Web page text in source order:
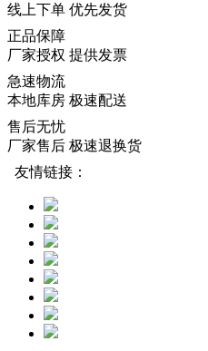
线上下单 优先发货
正品保障
厂家授权 提供发票
急速物流
本地库房 极速配送
售后无忧
厂家售后 极速退换货
友情链接：